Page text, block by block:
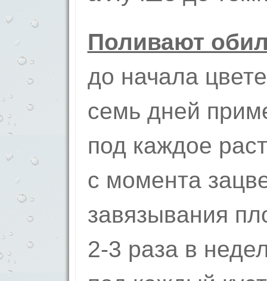
Поливают
до начала
семь дней
под каждое
с момента
завязывания
2-3 раза в